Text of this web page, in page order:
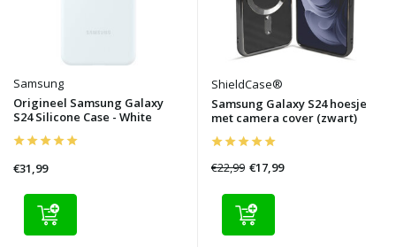
Samsung
Origineel Samsung Galaxy
S24 Silicone Case - White
€31,99
ShieldCase®
Samsung Galaxy S24 hoesje
met camera cover (zwart)
€22,99 €17,99